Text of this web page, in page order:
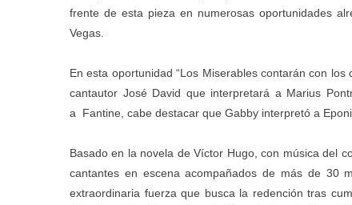
frente de esta pieza en numerosas oportunidades
Vegas.
En esta oportunidad “Los Miserables contarán con
cantautor José David que interpretará a Marius
a Fantine, cabe destacar que Gabby interpretó a
Basado en la novela de Víctor Hugo, con música del
cantantes en escena acompañados de más de 30
extraordinaria fuerza que busca la redención tras